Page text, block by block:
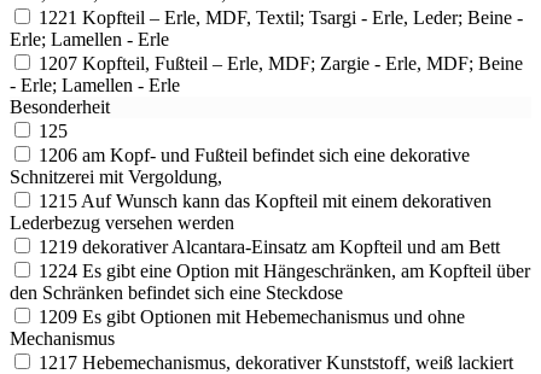
1221 Kopfteil – Erle, MDF, Textil; Tsargi - Erle, Leder; Beine -
Erle; Lamellen - Erle
1207 Kopfteil, Fußteil – Erle, MDF; Zargie - Erle, MDF; Beine
- Erle; Lamellen - Erle
Besonderheit
125
1206 am Kopf- und Fußteil befindet sich eine dekorative
Schnitzerei mit Vergoldung,
1215 Auf Wunsch kann das Kopfteil mit einem dekorativen
Lederbezug versehen werden
1219 dekorativer Alcantara-Einsatz am Kopfteil und am Bett
1224 Es gibt eine Option mit Hängeschränken, am Kopfteil über
den Schränken befindet sich eine Steckdose
1209 Es gibt Optionen mit Hebemechanismus und ohne
Mechanismus
1217 Hebemechanismus, dekorativer Kunststoff, weiß lackiert